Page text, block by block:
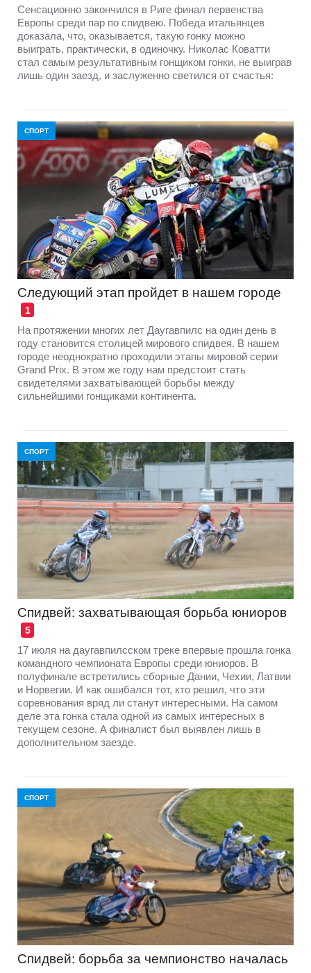
Сенсационно закончился в Риге финал первенства
Европы среди пар по спидвею. Победа итальянцев
доказала, что, оказывается, такую гонку можно
выиграть, практически, в одиночку. Николас Коватти
стал самым результативным гонщиком гонки, не выиграв
лишь один заезд, и заслуженно светился от счастья:
СПОРТ
Следующий этап пройдет в нашем городе
1
На протяжении многих лет Даугавпилс на один день в
году становится столицей мирового спидвея. В нашем
городе неоднократно проходили этапы мировой серии
Grand Prix. В этом же году нам предстоит стать
свидетелями захватывающей борьбы между
сильнейшими гонщиками континента.
СПОРТ
Спидвей: захватывающая борьба юниоров
5
17 июля на даугавпилсском треке впервые прошла гонка
командного чемпионата Европы среди юниоров. В
полуфинале встретились сборные Дании, Чехии, Латвии
и Норвегии. И как ошибался тот, кто решил, что эти
соревнования вряд ли станут интересными. На самом
деле эта гонка стала одной из самых интересных в
текущем сезоне. А финалист был выявлен лишь в
дополнительном заезде.
СПОРТ
Спидвей: борьба за чемпионство началась